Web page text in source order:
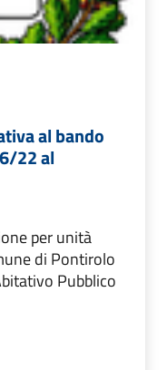
al bando
22 al
per unità
di Pontirolo
Pubblico